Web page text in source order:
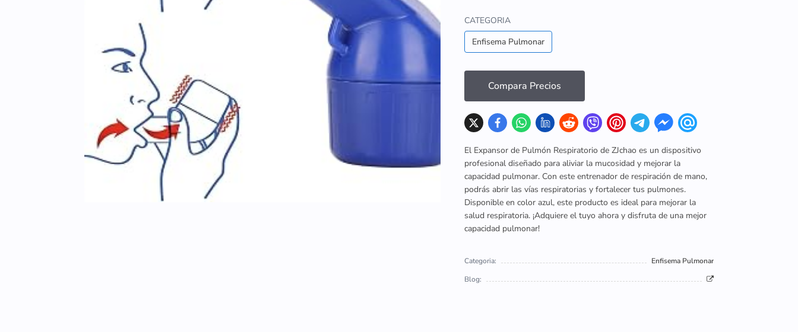
CATEGORIA
Enfisema Pulmonar
Compara Precios
El Expansor de Pulmón Respiratorio de ZJchao es un dispositivo
profesional diseñado para aliviar la mucosidad y mejorar la
capacidad pulmonar. Con este entrenador de respiración de mano,
podrás abrir las vías respiratorias y fortalecer tus pulmones.
Disponible en color azul, este producto es ideal para mejorar la
salud respiratoria. ¡Adquiere el tuyo ahora y disfruta de una mejor
capacidad pulmonar!
Categoria:
Enfisema Pulmonar
Blog: